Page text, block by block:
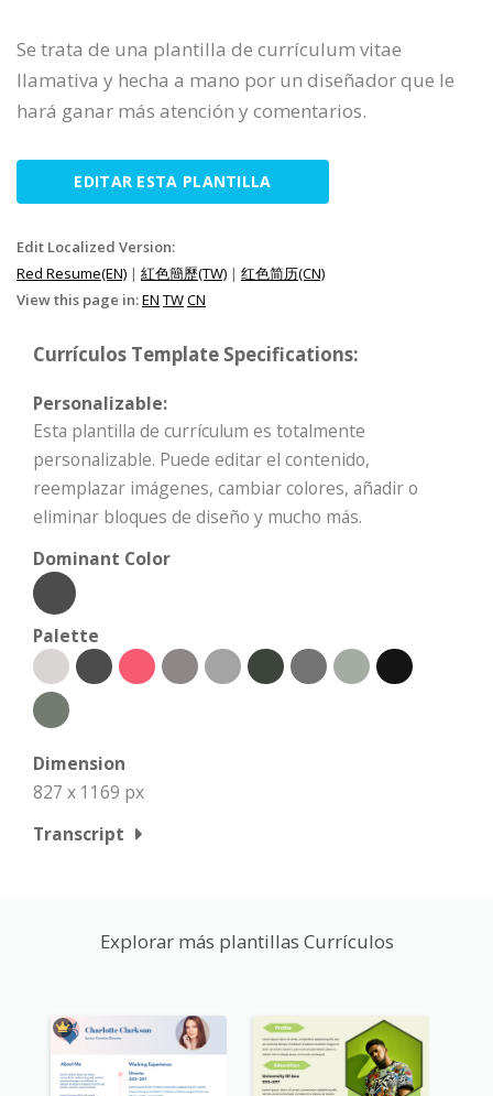
Se trata de una plantilla de currículum vitae
llamativa y hecha a mano por un diseñador que le
hará ganar más atención y comentarios.
EDITAR ESTA PLANTILLA
Edit Localized Version:
Red Resume(EN) | 紅色簡歷(TW) | 红色简历(CN)
View this page in:EN TWCN
Currículos Template Specifications:
Personalizable:
Esta plantilla de currículum es totalmente
personalizable. Puede editar el contenido,
reemplazar imágenes, cambiar colores, añadir o
eliminar bloques de diseño y mucho más.
Dominant Color
Palette
Dimension
827 x 1169 px
Transcript
Explorar más plantillas Currículos